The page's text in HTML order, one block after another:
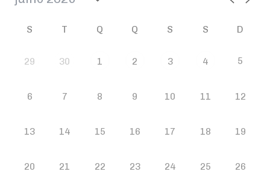
S T Q Q S S D
29 30 1 2 3 4 5
6 7 8 9 10 11 12
13 14 15 16 17 18 19
20 21 22 23 24 25 26